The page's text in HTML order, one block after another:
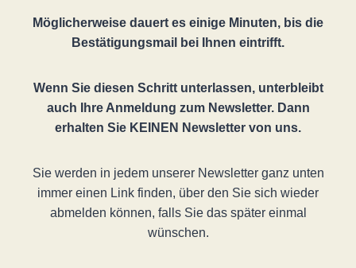
Möglicherweise dauert es einige Minuten, bis die
Bestätigungsmail bei Ihnen eintrifft.
Wenn Sie diesen Schritt unterlassen, unterbleibt
auch Ihre Anmeldung zum Newsletter. Dann
erhalten Sie KEINEN Newsletter von uns.
Sie werden in jedem unserer Newsletter ganz unten
immer einen Link finden, über den Sie sich wieder
abmelden können, falls Sie das später einmal
wünschen.